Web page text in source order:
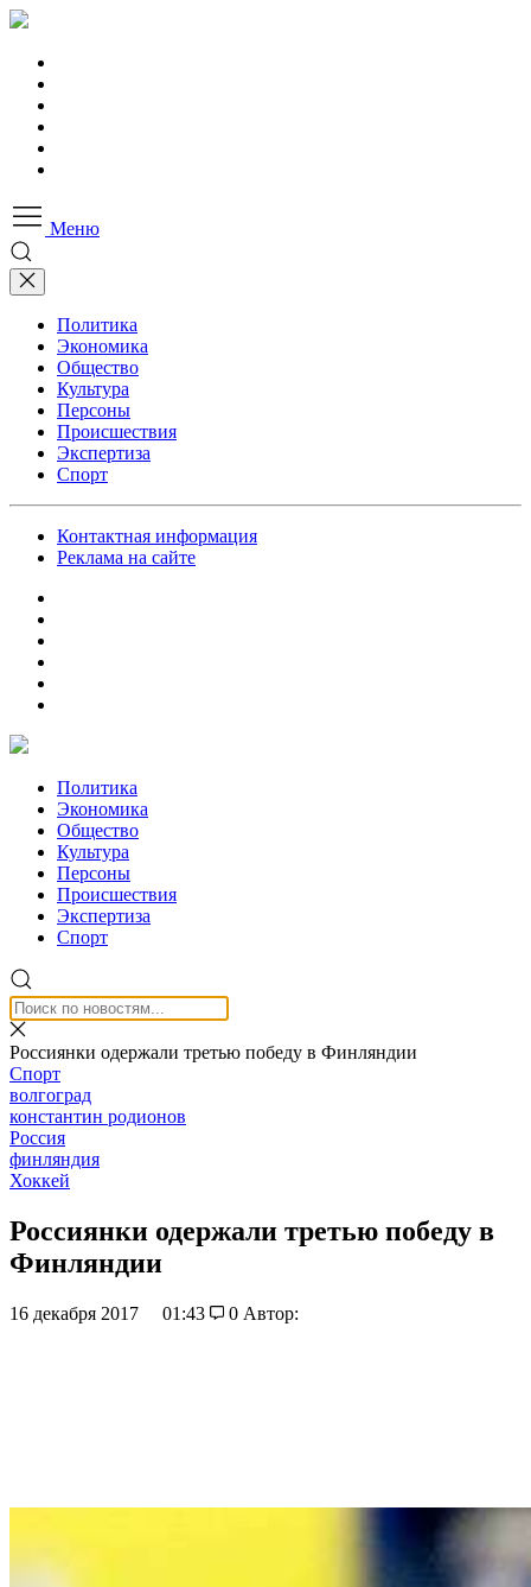
Меню
Политика
Экономика
Общество
Культура
Персоны
Происшествия
Экспертиза
Спорт
Контактная информация
Реклама на сайте
Политика
Экономика
Общество
Культура
Персоны
Происшествия
Экспертиза
Спорт
Россиянки одержали третью победу в Финляндии
Спорт
волгоград
константин родионов
Россия
финляндия
Хоккей
Россиянки одержали третью победу в
Финляндии
16 декабря 2017 01:43 0 Автор: